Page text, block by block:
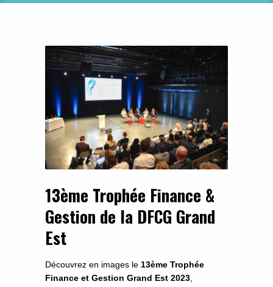
13ème Trophée Finance &
Gestion de la DFCG Grand
Est
Découvrez en images le 13ème Trophée
Finance et Gestion Grand Est 2023